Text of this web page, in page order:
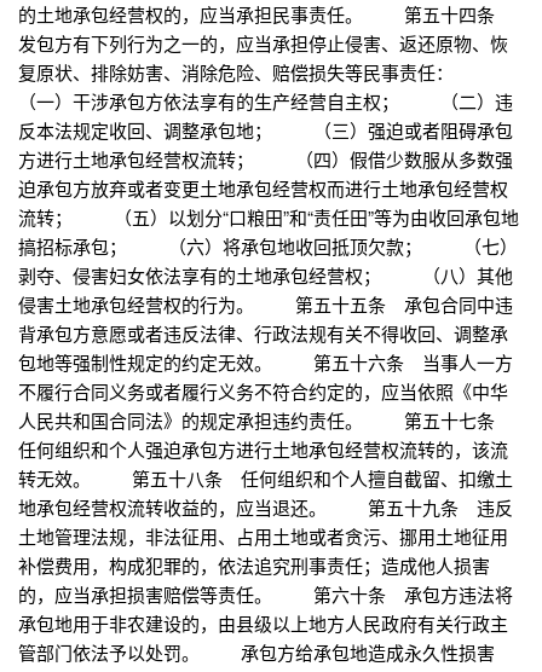
的土地承包经营权的，应当承担民事责任。 第五十四条
发包方有下列行为之一的，应当承担停止侵害、返还原物、恢
复原状、排除妨害、消除危险、赔偿损失等民事责任：
（一）干涉承包方依法享有的生产经营自主权； （二）违
反本法规定收回、调整承包地； （三）强迫或者阻碍承包
方进行土地承包经营权流转； （四）假借少数服从多数强
迫承包方放弃或者变更土地承包经营权而进行土地承包经营权
流转； （五）以划分“口粮田”和“责任田”等为由收回承包地
搞招标承包； （六）将承包地收回抵顶欠款； （七）
剥夺、侵害妇女依法享有的土地承包经营权； （八）其他
侵害土地承包经营权的行为。 第五十五条 承包合同中违
背承包方意愿或者违反法律、行政法规有关不得收回、调整承
包地等强制性规定的约定无效。 第五十六条 当事人一方
不履行合同义务或者履行义务不符合约定的，应当依照《中华
人民共和国合同法》的规定承担违约责任。 第五十七条
任何组织和个人强迫承包方进行土地承包经营权流转的，该流
转无效。 第五十八条 任何组织和个人擅自截留、扣缴土
地承包经营权流转收益的，应当退还。 第五十九条 违反
土地管理法规，非法征用、占用土地或者贪污、挪用土地征用
补偿费用，构成犯罪的，依法追究刑事责任；造成他人损害
的，应当承担损害赔偿等责任。 第六十条 承包方违法将
承包地用于非农建设的，由县级以上地方人民政府有关行政主
管部门依法予以处罚。 承包方给承包地造成永久性损害